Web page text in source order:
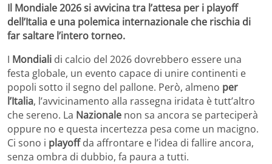
Il Mondiale 2026 si avvicina tra l’attesa per i playoff
dell’Italia e una polemica internazionale che rischia di
far saltare l’intero torneo.
I Mondiali di calcio del 2026 dovrebbero essere una
festa globale, un evento capace di unire continenti e
popoli sotto il segno del pallone. Però, almeno per
l’Italia, l’avvicinamento alla rassegna iridata è tutt’altro
che sereno. La Nazionale non sa ancora se parteciperà
oppure no e questa incertezza pesa come un macigno.
Ci sono i playoffda affrontare e l’idea di fallire ancora,
senza ombra di dubbio, fa paura a tutti.